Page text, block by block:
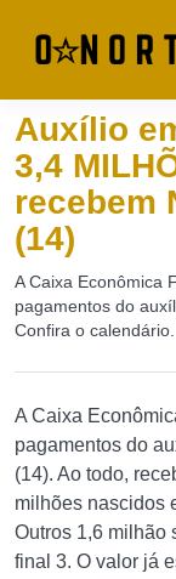
Auxílio
3,4
recebem
(14)
A Caixa Econômica
pagamentos do
Confira o calendário.
A Caixa
pagamentos do
(14). Ao todo,
milhões nascidos
Outros 1,6 milhão
final 3. O valor já